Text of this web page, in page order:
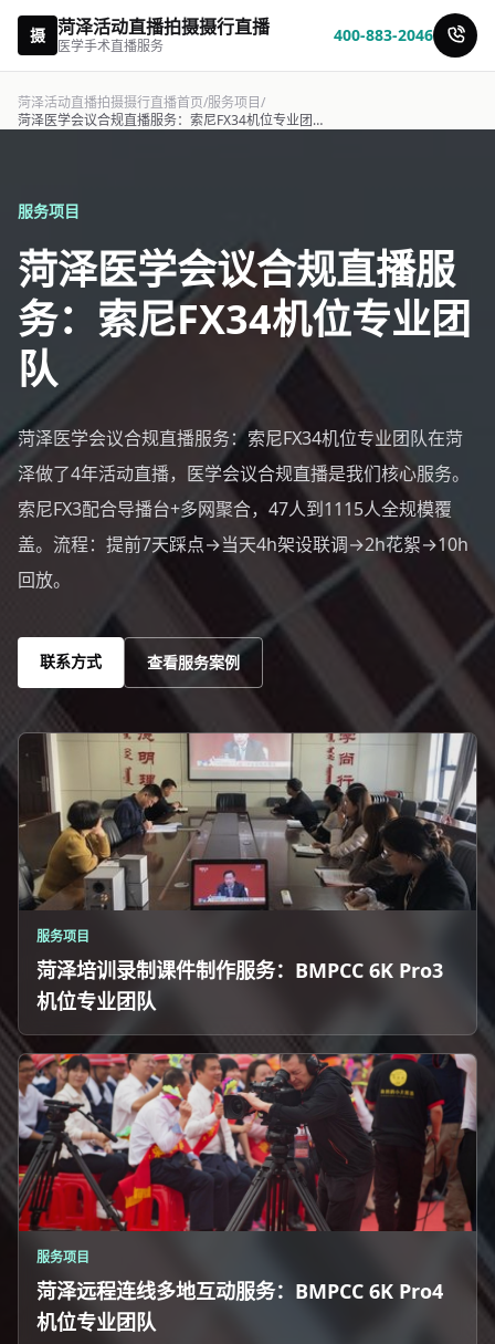
摄 菏泽活动直播拍摄摄行直播
医学手术直播服务
400-883-2046
菏泽活动直播拍摄摄行直播首页/服务项目/
菏泽医学会议合规直播服务：索尼FX34机位专业团队-摄行直播
服务项目
菏泽医学会议合规直播服
务：索尼FX34机位专业团
队
菏泽医学会议合规直播服务：索尼FX34机位专业团队在菏
泽做了4年活动直播，医学会议合规直播是我们核心服务。
索尼FX3配合导播台+多网聚合，47人到1115人全规模覆
盖。流程：提前7天踩点→当天4h架设联调→2h花絮→10h
回放。
联系方式 查看服务案例
服务项目
菏泽培训录制课件制作服务：BMPCC 6K Pro3
机位专业团队
服务项目
菏泽远程连线多地互动服务：BMPCC 6K Pro4
机位专业团队